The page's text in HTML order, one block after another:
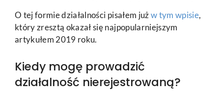
O tej formie działalności pisałem jużw tym wpisie,
który zresztą okazał się najpopularniejszym
artykułem 2019 roku.
Kiedy mogę prowadzić
działalność nierejestrowaną?